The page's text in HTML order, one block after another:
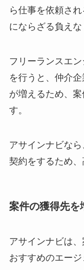
ら仕事を依頼さ
にならざる負えな
フリーランスエ
を行うと、仲介
が増えるため、
す。
アサインナビな
契約をするため、
案件の獲得先を
アサインナビは
おすすめのエージ